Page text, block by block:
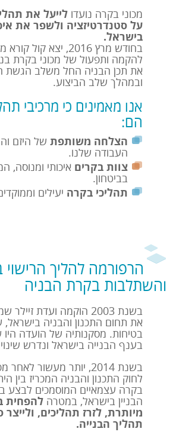
מכוני בקרה נועדולייעל את
על סטנדרטיזציה ולשפר את
בישראל.
בחודש מרץ 2016, יצא
להקמה ותפעול של מכוני בקרת
את תכן הבניה החל משלב הגשת
ובמהלך שלב הביצוע.
אנו מאמינים כי מרכיבי
הם:
הצלחה משותפת של היזם
העבודה שלנו.
צוות בקריםאיכותי ומנוסה,
בביטחון.
תהליכי בקרה יעילים
הרפורמה להליך
והשתלבות בקרת הבניה
בשנת 2003 הוקמה ועדת
את תחום התכנון והבניה
בטיחות. מסקנותיה של הועדה
בענף הבנייה בישראל ונדרש
לחוק התכנון והבניה המכריז בין
בקרה עצמאיים המוסמכים לבצע
הבניין בישראל, במטרהלהפחית
מיותרת, לזרז תהליכים,
תהליך הבנייה.